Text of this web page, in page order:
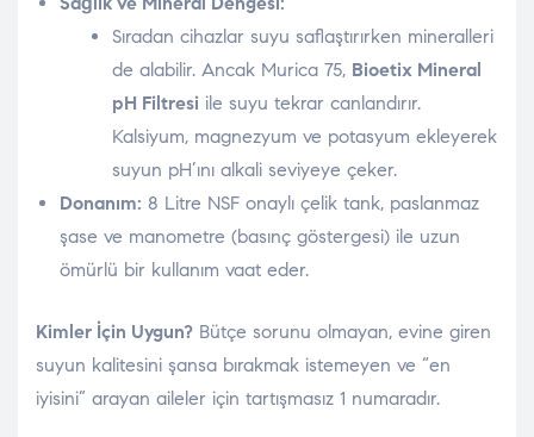
Sıradan cihazlar suyu saflaştırırken mineralleri
de alabilir. Ancak Murica 75, Bioetix Mineral
pH Filtresi ile suyu tekrar canlandırır.
Kalsiyum, magnezyum ve potasyum ekleyerek
suyun pH’ını alkali seviyeye çeker.
Donanım: 8 Litre NSF onaylı çelik tank, paslanmaz
şase ve manometre (basınç göstergesi) ile uzun
ömürlü bir kullanım vaat eder.
Kimler İçin Uygun? Bütçe sorunu olmayan, evine giren
suyun kalitesini şansa bırakmak istemeyen ve “en
iyisini” arayan aileler için tartışmasız 1 numaradır.